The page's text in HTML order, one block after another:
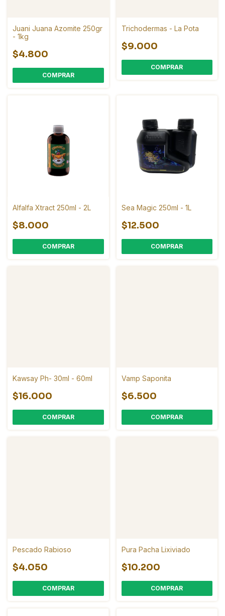
Juani Juana Azomite 250gr
- 1kg
$4.800
COMPRAR
Trichodermas - La Pota
$9.000
Alfalfa Xtract 250ml - 2L
$8.000
COMPRAR
Sea Magic 250ml - 1L
$12.500
COMPRAR
Kawsay Ph- 30ml - 60ml
$16.000
COMPRAR
Vamp Saponita
$6.500
Pescado Rabioso
$4.050
COMPRAR
Pura Pacha Lixiviado
$10.200